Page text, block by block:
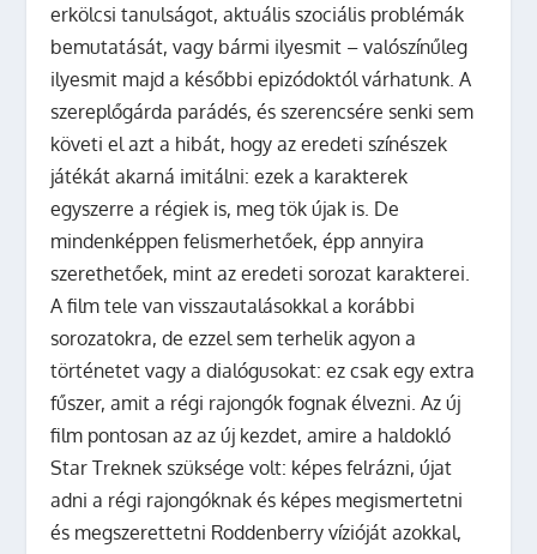
erkölcsi tanulságot, aktuális szociális problémák
bemutatását, vagy bármi ilyesmit – valószínűleg
ilyesmit majd a későbbi epizódoktól várhatunk. A
szereplőgárda parádés, és szerencsére senki sem
követi el azt a hibát, hogy az eredeti színészek
játékát akarná imitálni: ezek a karakterek
egyszerre a régiek is, meg tök újak is. De
mindenképpen felismerhetőek, épp annyira
szerethetőek, mint az eredeti sorozat karakterei.
A film tele van visszautalásokkal a korábbi
sorozatokra, de ezzel sem terhelik agyon a
történetet vagy a dialógusokat: ez csak egy extra
fűszer, amit a régi rajongók fognak élvezni. Az új
film pontosan az az új kezdet, amire a haldokló
Star Treknek szüksége volt: képes felrázni, újat
adni a régi rajongóknak és képes megismertetni
és megszerettetni Roddenberry vízióját azokkal,